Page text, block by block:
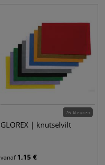
26 kleuren
GLOREX | knutselvilt
vanaf 1,15 €